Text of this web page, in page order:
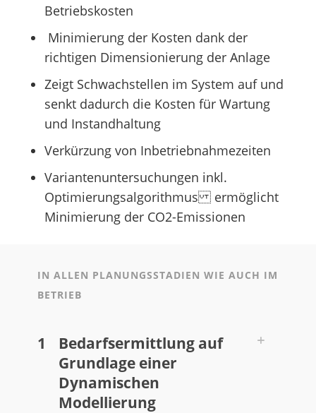
Betriebskosten
Minimierung der Kosten dank der
richtigen Dimensionierung der Anlage
Zeigt Schwachstellen im System auf und
senkt dadurch die Kosten für Wartung
und Instandhaltung
Verkürzung von Inbetriebnahmezeiten
Variantenuntersuchungen inkl.
Optimierungsalgorithmus ermöglicht
Minimierung der CO2-Emissionen
IN ALLEN PLANUNGSSTADIEN WIE AUCH IM
BETRIEB
1
Bedarfsermittlung auf
Grundlage einer
Dynamischen
Modellierung